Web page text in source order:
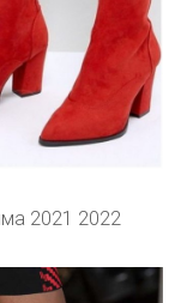
2021 2022